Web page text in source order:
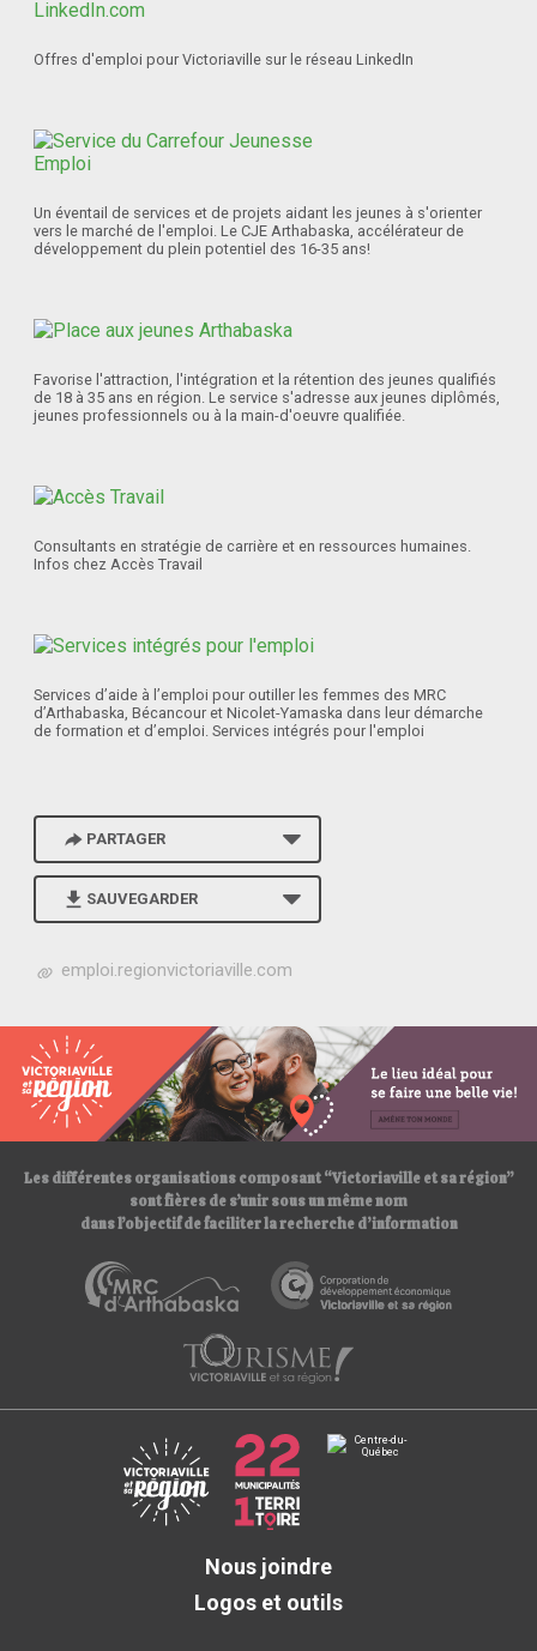
Offres d'emploi pour Victoriaville sur le réseau LinkedIn
Un éventail de services et de projets aidant les jeunes à s'orienter
vers le marché de l'emploi. Le CJE Arthabaska, accélérateur de
développement du plein potentiel des 16-35 ans!
Favorise l'attraction, l'intégration et la rétention des jeunes qualifiés
de 18 à 35 ans en région. Le service s'adresse aux jeunes diplômés,
jeunes professionnels ou à la main-d'oeuvre qualifiée.
Consultants en stratégie de carrière et en ressources humaines.
Infos chez Accès Travail
Services d’aide à l’emploi pour outiller les femmes des MRC
d’Arthabaska, Bécancour et Nicolet-Yamaska dans leur démarche
de formation et d’emploi. Services intégrés pour l'emploi
PARTAGER
SAUVEGARDER
h
p
s
:
/
/
emploi.regionvictoriaville.com
Les différentes organisations composant “Victoriaville et sa région”
sont fières de s’unir sous un même nom
dans l’objectif de faciliter la recherche d’information
Nous joindre
Logos et outils